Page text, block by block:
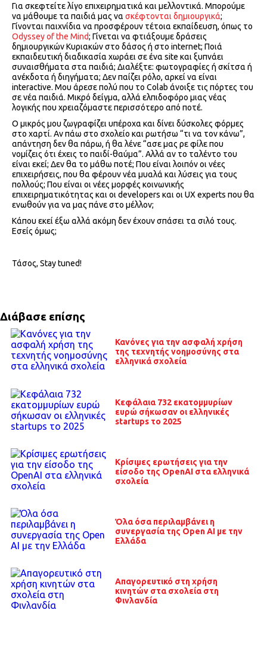
Για σκεφτείτε λίγο επιχειρηματικά και μελλοντικά. Μπορούμε
να μάθουμε τα παιδιά μας να σκέφτονται δημιουργικά;
Γίνονται παιχνίδια να προσφέρουν τέτοια εκπαίδευση, όπως το
Odyssey of the Mind; Γίνεται να φτιάξουμε δράσεις
δημιουργικών Κυριακών στο δάσος ή στο internet; Ποιά
εκπαιδευτική διαδικασία χωράει σε ένα site και ξυπνάει
συναισθήματα στα παιδιά; Διαλέξτε: φωτογραφίες ή σκίτσα ή
ανέκδοτα ή διηγήματα; Δεν παίζει ρόλο, αρκεί να είναι
interactive. Μου άρεσε πολύ που το Colab άνοιξε τις πόρτες του
σε νέα παιδιά. Μικρό δείγμα, αλλά ελπιδοφόρο μιας νέας
λογικής που χρειαζόμαστε περισσότερο από ποτέ.
Ο μικρός μου ζωγραφίζει υπέροχα και δίνει δύσκολες φόρμες
στο χαρτί. Αν πάω στο σχολείο και ρωτήσω “τι να τον κάνω”,
απάντηση δεν θα πάρω, ή θα λένε “ασε μας ρε φίλε που
νομίζεις ότι έχεις το παιδί-θαύμα”. Αλλά αν το ταλέντο του
είναι εκεί; Δεν θα το μάθω ποτέ; Που είναι λοιπόν οι νέες
επιχειρήσεις, που θα φέρουν νέα μυαλά και λύσεις για τους
πολλούς; Που είναι οι νέες μορφές κοινωνικής
επιχειρηματικότητας και οι developers και οι UX experts που θα
ενωθούν για να μας πάνε στο μέλλον;
Κάπου εκεί έξω αλλά ακόμη δεν έχουν σπάσει τα σιλό τους.
Εσείς όμως;
Τάσος, Stay tuned!
Διάβασε επίσης
Κανόνες για την ασφαλή χρήση
της τεχνητής νοημοσύνης στα
ελληνικά σχολεία
Κεφάλαια 732 εκατομμυρίων
ευρώ σήκωσαν οι ελληνικές
startups το 2025
Κρίσιμες ερωτήσεις για την
είσοδο της OpenAI στα ελληνικά
σχολεία
Όλα όσα περιλαμβάνει η
συνεργασία της Open AI με την
Ελλάδα
Απαγορευτικό στη χρήση
κινητών στα σχολεία στη
Φινλανδία